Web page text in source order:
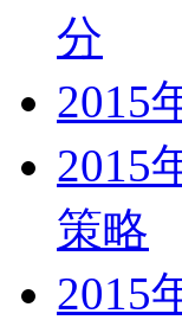
分
2015
2015
策略
2015